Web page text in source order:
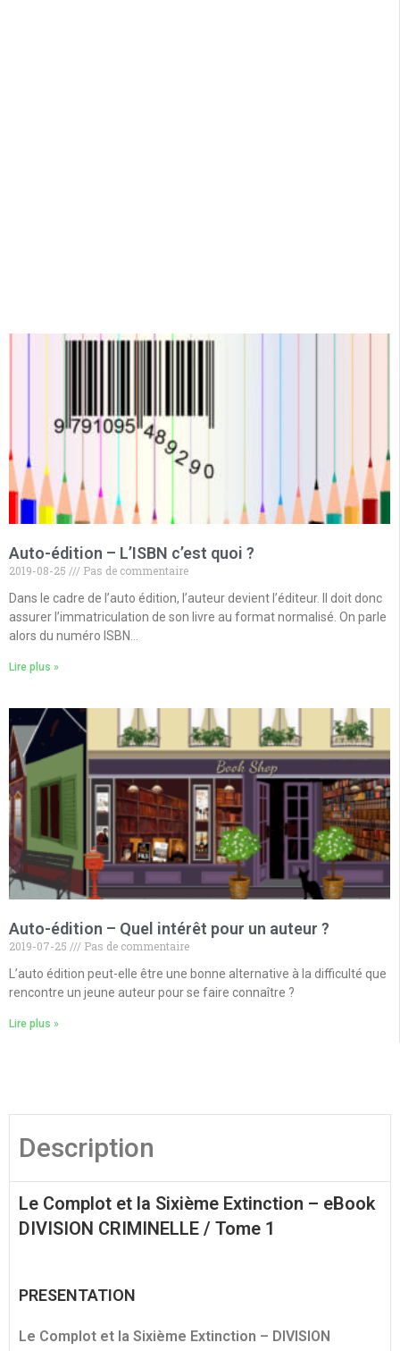
Auto-édition – L’ISBN c’est quoi ?
2019-08-25
Pas de commentaire
Dans le cadre de l’auto édition, l’auteur devient l’éditeur. Il doit donc
assurer l’immatriculation de son livre au format normalisé. On parle
alors du numéro ISBN…
Lire plus »
Auto-édition – Quel intérêt pour un auteur ?
2019-07-25
Pas de commentaire
L’auto édition peut-elle être une bonne alternative à la difficulté que
rencontre un jeune auteur pour se faire connaître ?
Lire plus »
Description
Le Complot et la Sixième Extinction – eBook
DIVISION CRIMINELLE / Tome 1
PRESENTATION
Le Complot et la Sixième Extinction – DIVISION